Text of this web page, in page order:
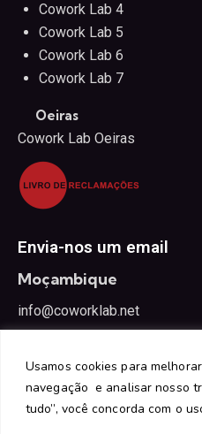
Usamos cookies para
navegação e analisar nosso
tudo”, você concorda com o
Cowork Lab 4
Cowork Lab 5
Cowork Lab 6
Cowork Lab 7
Oeiras
Cowork Lab Oeiras
Envia-nos um email
Moçambique
info@coworklab.net
oeiras@coworklab.net